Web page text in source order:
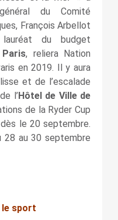
du Comité
François Arbellot
du budget
, reliera Nation
en 2019. Il y aura
et de l’escalade
l’Hôtel de Ville de
de la Ryder Cup
le 20 septembre.
28 au 30 septembre
le sport